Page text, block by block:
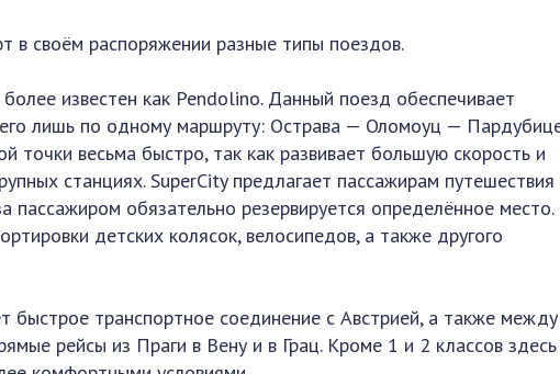
в своём распоряжении разные типы поездов.
известен как Pendolino. Данный поезд обеспечивает
лишь по одному маршруту: Острава — Оломоуц —
точки весьма быстро, так как развивает большую скорость и
станциях. SuperCity предлагает пассажирам путешествия
пассажиром обязательно резервируется определённое
детских колясок, велосипедов, а также другого
быстрое транспортное соединение с Австрией, а также
рейсы из Праги в Вену и в Грац. Кроме 1 и 2 классов